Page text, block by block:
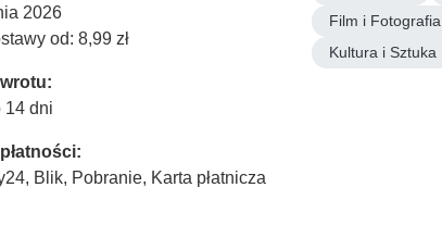
2026
od: 8,99 zł
14 dni
Blik, Pobranie, Karta płatnicza
Film i Fotografia
Kultura i Sztuka